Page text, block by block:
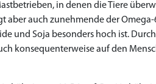
in denen die Tiere
aber auch zunehmende der
und Soja besonders hoch ist.
konsequenterweise auf den